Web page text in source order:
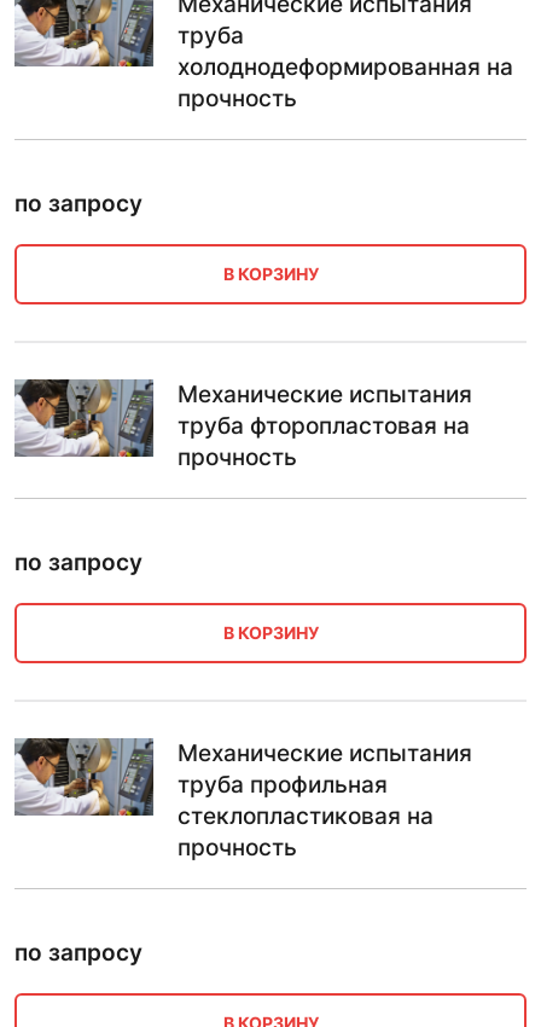
труба
холоднодеформированная на
прочность
по запросу
В КОРЗИНУ
Механические испытания
труба фторопластовая на
прочность
по запросу
В КОРЗИНУ
Механические испытания
труба профильная
стеклопластиковая на
прочность
по запросу